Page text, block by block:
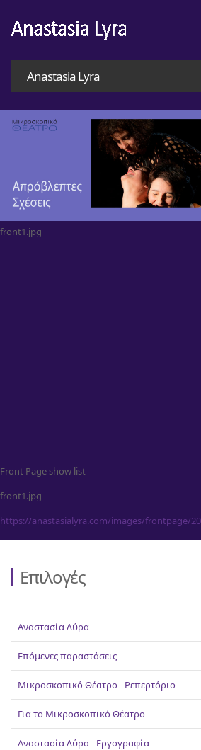
Anastasia Lyra
front1.jpg
Front Page show list
front1.jpg
https://anastasialyra.com/images/frontpage/
Επιλογές
Αναστασία Λύρα
Επόμενες παραστάσεις
Μικροσκοπικό Θέατρο - Ρεπερτόριο
Για το Μικροσκοπικό Θέατρο
Αναστασία Λύρα - Εργογραφία